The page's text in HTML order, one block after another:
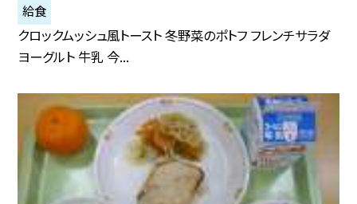
給食
クロックムッシュ風トースト 冬野菜のポトフ フレンチサラダ
ヨーグルト 牛乳 今...